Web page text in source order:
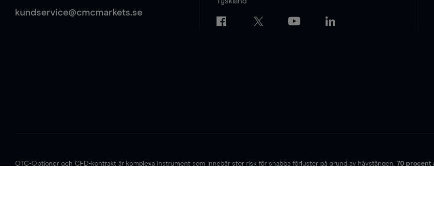
kundservice@cmcmarkets.se
OTC-Optioner och CFD-kontrakt är komplexa instrument som innebär stor risk för snabba förluster på grund av hävstången. 70 procent